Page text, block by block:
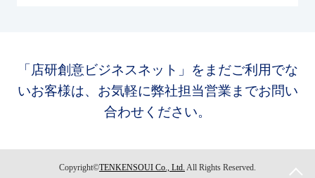
「店研創意ビジネスネット」をまだご利用でな
いお客様は、お気軽に弊社担当営業までお問い
合わせください。
Copyright©TENKENSOUI Co., Ltd. All Rights Reserved.